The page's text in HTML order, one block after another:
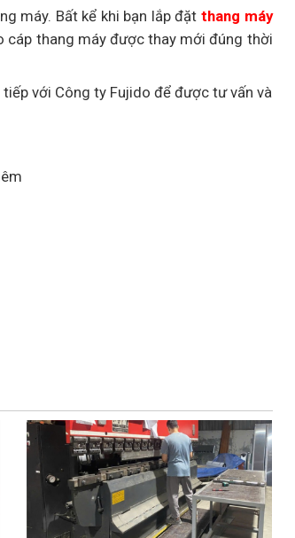
máy. Bất kể khi bạn lắp đặt thang máy
cáp thang máy được thay mới đúng thời
với Công ty Fujido để được tư vấn và